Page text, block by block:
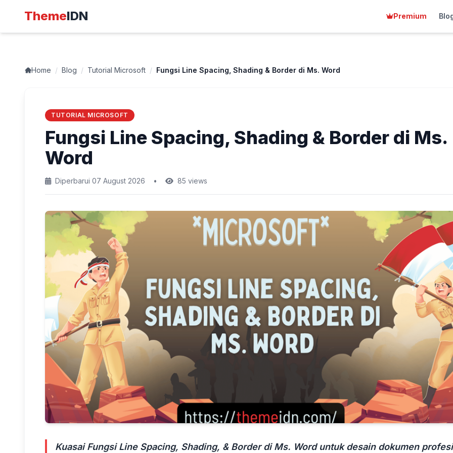
ThemeIDN Premium
Home / Blog / Tutorial Microsoft / Fungsi Line Spacing, Shading & Border di Ms. Word
TUTORIAL MICROSOFT
Fungsi Line Spacing, Shading & Border di Ms.
Word
Diperbarui 07 August 2026 • 85 views
Kuasai Fungsi Line Spacing, Shading, & Border di Ms. Word untuk desain dokumen